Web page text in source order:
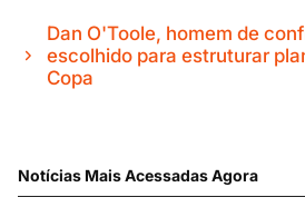
Dan O'Toole, homem de
escolhido para estruturar
Copa
Notícias Mais Acessadas Agora